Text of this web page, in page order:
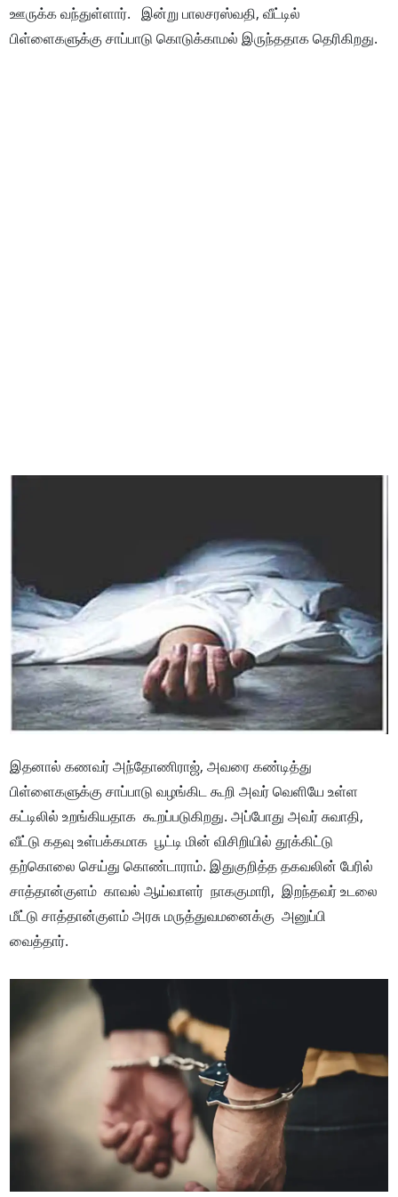
ஊருக்க வந்துள்ளார். இன்று பாலசரஸ்வதி, வீட்டில்
பிள்ளைகளுக்கு சாப்பாடு கொடுக்காமல் இருந்ததாக தெரிகிறது.
இதனால் கணவர் அந்தோணிராஜ், அவரை கண்டித்து
பிள்ளைகளுக்கு சாப்பாடு வழங்கிட கூறி அவர் வெளியே உள்ள
கட்டிலில் உறங்கியதாக கூறப்படுகிறது. அப்போது அவர் சுவாதி,
வீட்டு கதவு உள்பக்கமாக பூட்டி மின் விசிறியில் தூக்கிட்டு
தற்கொலை செய்து கொண்டாராம். இதுகுறித்த தகவலின் பேரில்
சாத்தான்குளம் காவல் ஆய்வாளர் நாககுமாரி, இறந்தவர் உடலை
மீட்டு சாத்தான்குளம் அரசு மருத்துவமனைக்கு அனுப்பி
வைத்தார்.